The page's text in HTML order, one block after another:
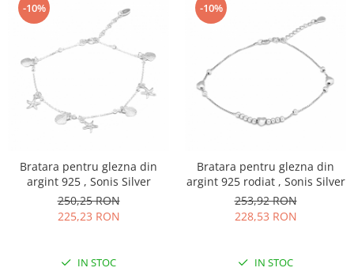
-10%
Bratara pentru glezna din
argint 925 , Sonis Silver
250,25 RON
225,23 RON
IN STOC
-10%
Bratara pentru glezna din
argint 925 rodiat , Sonis Silver
253,92 RON
228,53 RON
IN STOC